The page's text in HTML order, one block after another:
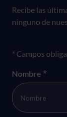
Recibe las
ninguno de
Formulario
* Campos
Nombre *